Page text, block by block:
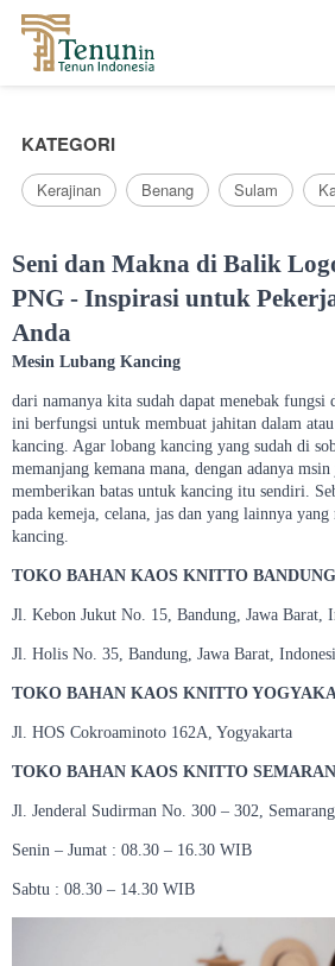
KATEGORI
Kerajinan Benang Sulam
Seni dan Makna di Balik
PNG - Inspirasi untuk
Anda
Mesin Lubang Kancing
dari namanya kita sudah dapat menebak
ini berfungsi untuk membuat jahitan dalam
kancing. Agar lobang kancing yang sudah di
memanjang kemana mana, dengan adanya
memberikan batas untuk kancing itu sendiri.
pada kemeja, celana, jas dan yang lainnya yang
kancing.
TOKO BAHAN KAOS KNITTO BANDUNG
Jl. Kebon Jukut No. 15, Bandung, Jawa Barat,
Jl. Holis No. 35, Bandung, Jawa Barat,
TOKO BAHAN KAOS KNITTO
Jl. HOS Cokroaminoto 162A, Yogyakarta
TOKO BAHAN KAOS KNITTO
Jl. Jenderal Sudirman No. 300 – 302, Semarang
Senin – Jumat : 08.30 – 16.30 WIB
Sabtu : 08.30 – 14.30 WIB